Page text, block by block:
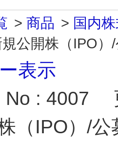
> 商品 > 国内
規公開株（IPO
表示
No : 4007
（IPO）/